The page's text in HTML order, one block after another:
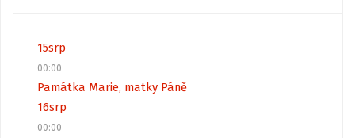
15srp
00:00
Památka Marie, matky Páně
16srp
00:00